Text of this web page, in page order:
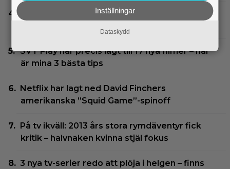
”The Legend of Zelda” blir en av Sam Neills
SVT Play har precis lagt till 17 nya filmer – här
är mina 3 bästa tips
Netflix har lagt ned David Finchers
amerikanska ”Squid Game”-spinoff
På tv ikväll: 2013 års stora rymdäventyr fick
kritik – halvnaken kvinna stjäl fokus
3 nya tv-serier redo att plöja i helgen – finns
Inställningar
Dataskydd